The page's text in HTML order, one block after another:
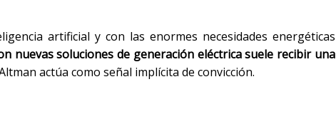
artificial y con las enormes necesidades energéticas
nuevas soluciones de generación eléctrica suele recibir una
actúa como señal implícita de convicción.